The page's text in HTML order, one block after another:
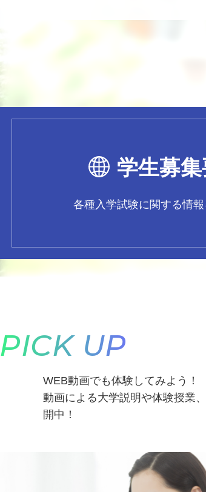
学生募
各種入学試験に関する情
PICK UP
WEB動画でも体験してみよう！
動画による大学説明や体験授業
開中！